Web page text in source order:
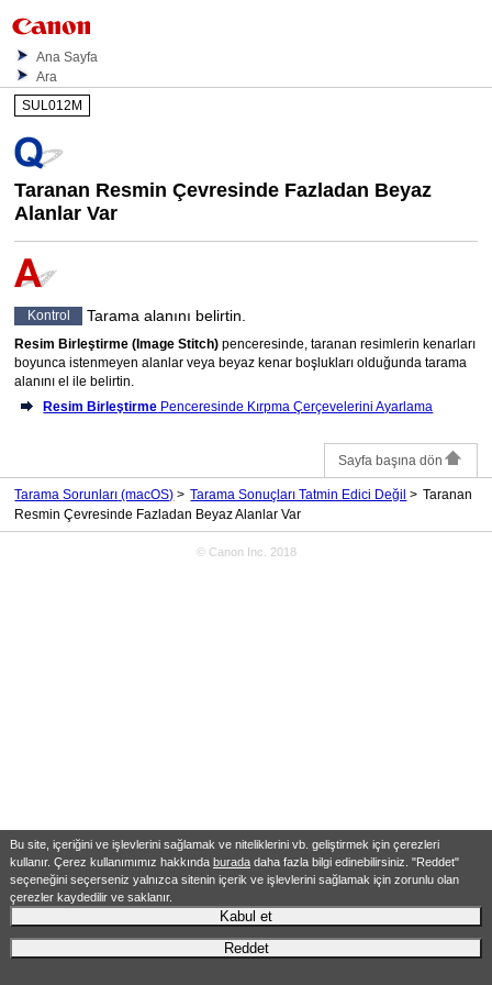
Bu site, içeriğini ve işlevlerini sağlamak ve niteliklerini vb. geliştirmek için çerezleri
kullanır. Çerez kullanımımız hakkında buradadaha fazla bilgi edinebilirsiniz. "Reddet"
seçeneğini seçerseniz yalnızca sitenin içerik ve işlevlerini sağlamak için zorunlu olan
çerezler kaydedilir ve saklanır.
Kabul et
Reddet
Ana Sayfa
Ara
SUL012M
Taranan Resmin Çevresinde Fazladan Beyaz
Alanlar Var
Kontrol Tarama alanını belirtin.
Resim Birleştirme (Image Stitch) penceresinde, taranan resimlerin kenarları
boyunca istenmeyen alanlar veya beyaz kenar boşlukları olduğunda tarama
alanını el ile belirtin.
Resim Birleştirme Penceresinde Kırpma Çerçevelerini Ayarlama
Sayfa başına dön
Tarama Sorunları (macOS) Tarama Sonuçları Tatmin Edici Değil
Taranan
Resmin Çevresinde Fazladan Beyaz Alanlar Var
© Canon Inc. 2018